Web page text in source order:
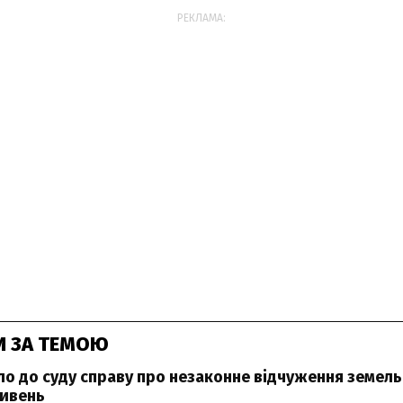
РЕКЛАМА:
ЗА ТЕМОЮ
до суду справу про незаконне відчуження